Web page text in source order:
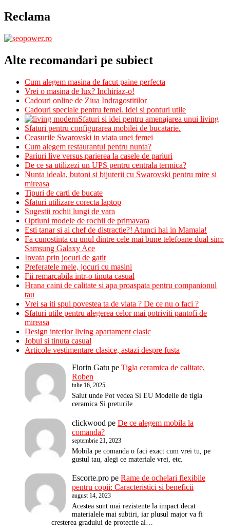
Reclama
Alte recomandari pe subiect
Cum alegem masina de facut paine perfecta
Vrei o masina de lux? Inchiriaz-o!
Cadouri online de Ziua Indragostitilor
Cadouri speciale pentru femei. Idei si ponturi utile
Sfaturi si idei pentru amenajarea unui living
Sfaturi pentru configurarea mobilei de bucatarie.
Ceasurile Swarovski in viata unei femei
Cum alegem restaurantul pentru nunta?
Pariuri live versus parierea la casele de pariuri
De ce sa utilizezi un UPS pentru centrala termica?
Nunta ideala, butoni si bijuterii cu Swarovski pentru mire si
mireasa
Tipuri de carti de bucate
Sfaturi utilizare corecta laptop
Sugestii rochii lungi de vara
Optiuni modele de rochii de primavara
Esti tanar si ai chef de distractie?! Atunci hai in Mamaia!
Fa cunostinta cu unul dintre cele mai bune telefoane dual sim:
Samsung Galaxy Ace
Invata prin jocuri de gatit
Preferatele mele, jocuri cu masini
Fii remarcabila intr-o tinuta casual
Hrana caini de calitate si apa proaspata pentru companionul
tau
Vrei sa iti spui povestea ta de viata ? De ce nu o faci ?
Sfaturi utile pentru alegerea celor mai potriviti pantofi de
mireasa
Design interior living apartament clasic
Jobul si tinuta casual
Articole vestimentare clasice, astazi despre fusta
Florin Gatu pe Tigla ceramica de calitate,
Roben
iulie 16, 2025
Salut unde Pot vedea Si EU Modelle de tigla
ceramica Si preturile
clickwood pe De ce alegem mobila la
comanda?
septembrie 21, 2023
Mobila pe comanda o faci exact cum vrei tu, pe
gustul tau, alegi ce materiale vrei, etc.
Escorte.pro pe Rame de ochelari flexibile
pentru copii: Caracteristici si beneficii
august 14, 2023
Acestea sunt mai rezistente la impact decat
materialele mai subtiri, iar plusul major va fi
cresterea gradului de protectie al…